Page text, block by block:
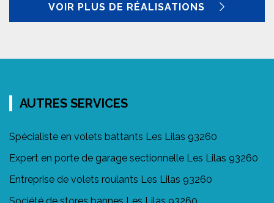
VOIR PLUS DE RÉALISATIONS
AUTRES SERVICES
Spécialiste en volets battants Les Lilas 93260
Expert en porte de garage sectionnelle Les Lilas 93260
Entreprise de volets roulants Les Lilas 93260
Société de stores bannes Les Lilas 93260